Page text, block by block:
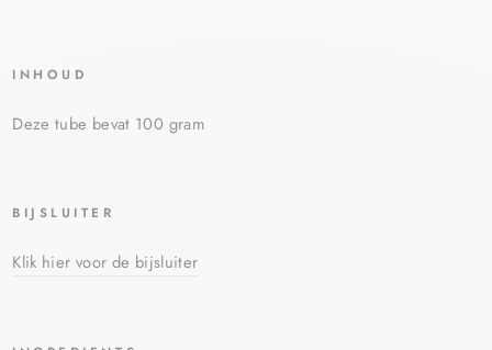
INHOUD
Deze tube bevat 100 gram
BIJSLUITER
Klik hier voor de bijsluiter